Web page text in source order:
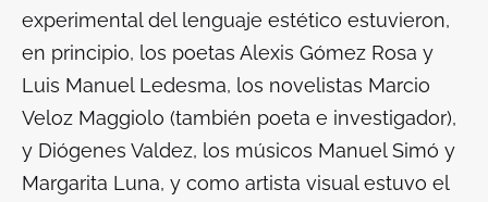
experimental del lenguaje estético estuvieron,
en principio, los poetas Alexis Gómez Rosa y
Luis Manuel Ledesma, los novelistas Marcio
Veloz Maggiolo (también poeta e investigador),
y Diógenes Valdez, los músicos Manuel Simó y
Margarita Luna, y como artista visual estuvo el